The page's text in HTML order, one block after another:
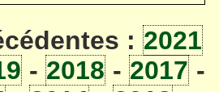
: 2021
- 2018 - 2017 -